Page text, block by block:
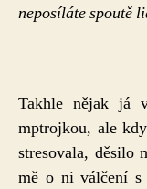
neposíláte spoutě
Takhle nějak já
mptrojkou, ale
stresovala, děsilo
mě o ni válčení s